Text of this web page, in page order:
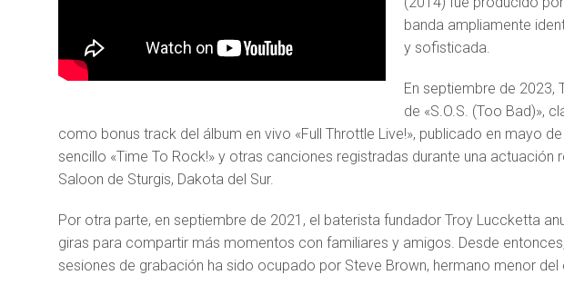
banda ampliamente
y sofisticada.
En septiembre de 2023,
de «S.O.S. (Too Bad)»,
como bonus track del álbum en vivo «Full Throttle Live!», publicado en mayo
sencillo «Time To Rock!» y otras canciones registradas durante una actuación
Saloon de Sturgis, Dakota del Sur.
Por otra parte, en septiembre de 2021, el baterista fundador Troy Luccketta
giras para compartir más momentos con familiares y amigos. Desde
sesiones de grabación ha sido ocupado por Steve Brown, hermano menor